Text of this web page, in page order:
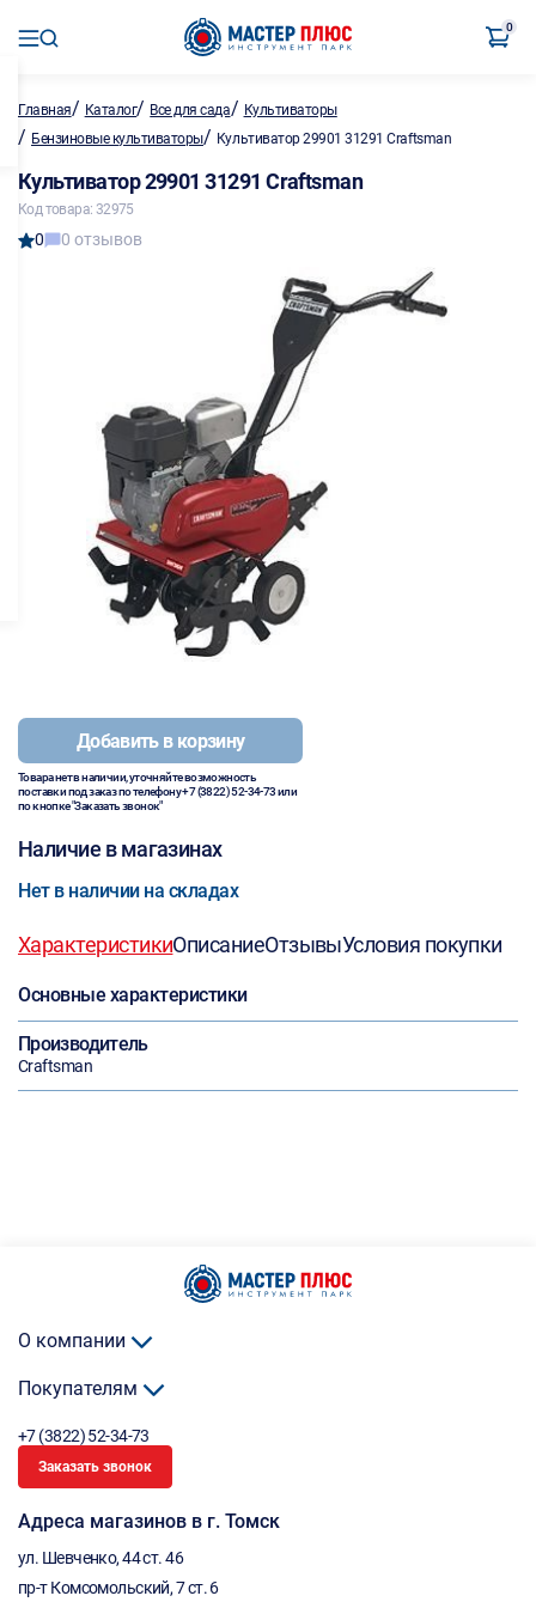
0
Главная/ Каталог/ Все для сада/ Культиваторы
/ Бензиновые культиваторы/ Культиватор 29901 31291 Craftsman
Культиватор 29901 31291 Craftsman
Код товара: 32975
0 0 отзывов
Добавить в корзину
Товара нет в наличии, уточняйте возможность
поставки под заказ по телефону+7 (3822) 52-34-73или
по кнопке "Заказать звонок"
Наличие в магазинах
Нет в наличии на складах
ХарактеристикиОписаниеОтзывыУсловия покупки
Основные характеристики
Производитель
Craftsman
О компании
Покупателям
+7 (3822) 52-34-73
Заказать звонок
Адреса магазинов в г. Томск
ул. Шевченко, 44 ст. 46
пр-т Комсомольский, 7 ст. 6